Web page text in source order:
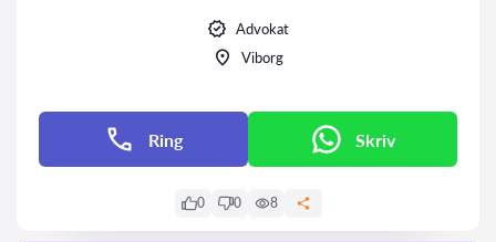
Advokat
Viborg
Ring Skriv
0 0 8